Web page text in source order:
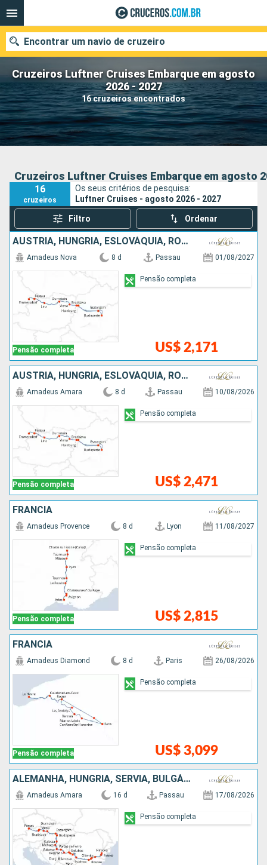
Cruzeiros Luftner Cruises Embarque em agosto
2026 - 2027
16 cruzeiros encontrados
Encontrar um navio de cruzeiro
Quando ir?
Data de partida
Pesquisar
Cruzeiros Luftner Cruises Embarque em agosto
16
cruzeiros
Os seus critérios de pesquisa:
Luftner Cruises - agosto 2026 - 2027
Filtro Ordenar
AUSTRIA, HUNGRIA, ESLOVÁQUIA, ROMÊNIA, ALEMANHA
Pensão completa
Amadeus Nova 8 d Passau 01/08/2027
US$ 2,171
Pensão completa
AUSTRIA, HUNGRIA, ESLOVÁQUIA, ROMÊNIA, ALEMANHA
Pensão completa
Amadeus Amara 8 d Passau 10/08/2026
US$ 2,471
Pensão completa
FRANCIA
Pensão completa
Amadeus Provence 8 d Lyon 11/08/2027
US$ 2,815
Pensão completa
FRANCIA
Pensão completa
Amadeus Diamond 8 d Paris 26/08/2026
US$ 3,099
Pensão completa
ALEMANHA, HUNGRIA, SÉRVIA, BULGÁRIA, ROMÊNIA, CROÁCIA, ESLOVÁQUIA, AUSTRIA
Amadeus Amara 16 d Passau 17/08/2026
Pensão completa